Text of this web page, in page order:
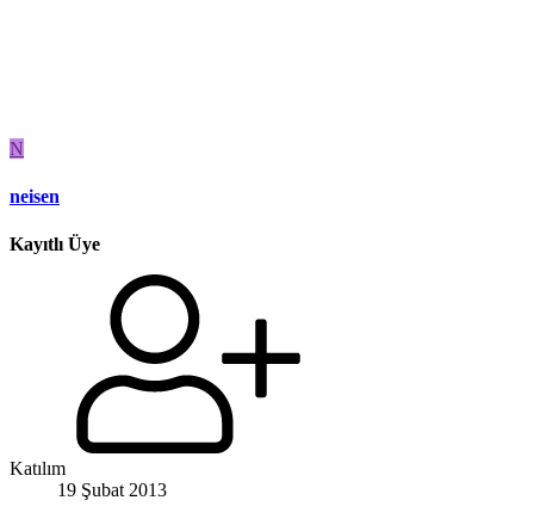
N
neisen
Kayıtlı Üye
Katılım
19 Şubat 2013